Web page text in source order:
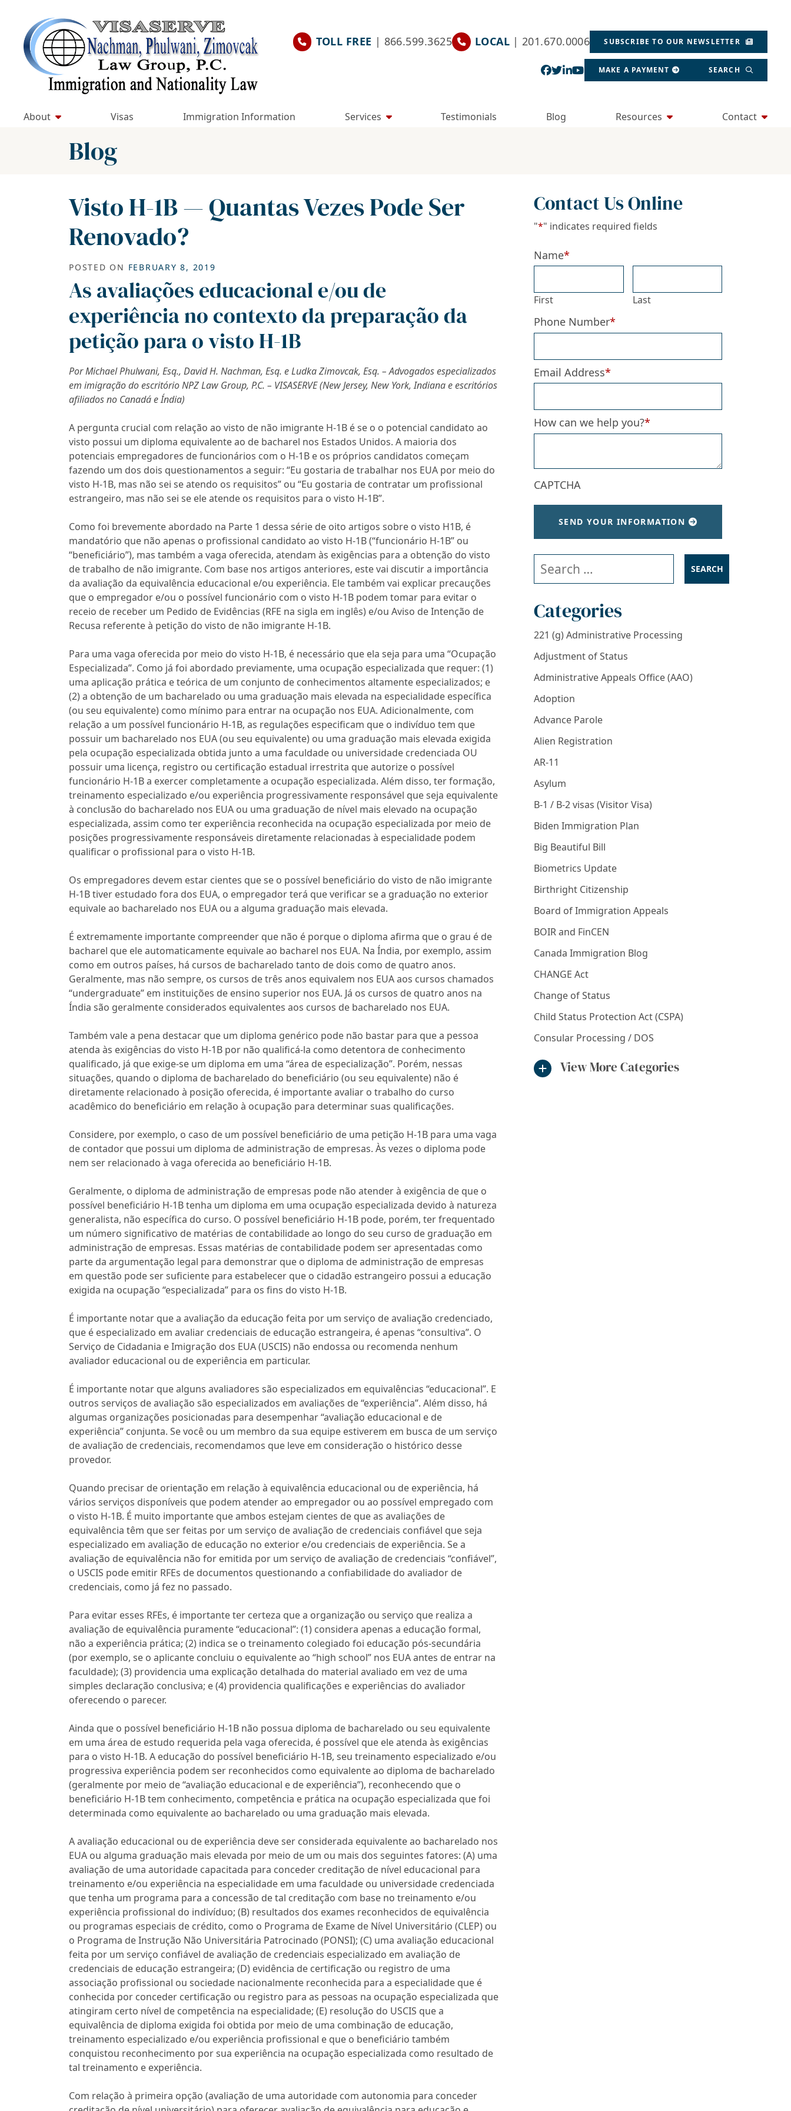
content
Return home
TOLL FREE | 866.599.3625 LOCAL | 201.670.0006 SUBSCRIBE TO OUR NEWSLETTER
View our profile on Facebook, opens in a new
View our feed on Twitter, opens in a new window
View our firm profile on LinkedIn, opens in a
View our channel on Youtube, opens in a
MAKE A PAYMENT SEARCH
About Visas Immigration Information Services Testimonials Blog Resources Contact
Blog
Visto H-1B — Quantas Vezes Pode Ser
Renovado?
POSTED ON FEBRUARY 8, 2019
As avaliações educacional e/ou de
experiência no contexto da preparação da
petição para o visto H-1B
Por Michael Phulwani, Esq., David H. Nachman, Esq. e Ludka Zimovcak, Esq. – Advogados especializados
em imigração do escritório NPZ Law Group, P.C. – VISASERVE (New Jersey, New York, Indiana e escritórios
afiliados no Canadá e Índia)
A pergunta crucial com relação ao visto de não imigrante H-1B é se o o potencial candidato ao
visto possui um diploma equivalente ao de bacharel nos Estados Unidos. A maioria dos
potenciais empregadores de funcionários com o H-1B e os próprios candidatos começam
fazendo um dos dois questionamentos a seguir: “Eu gostaria de trabalhar nos EUA por meio do
visto H-1B, mas não sei se atendo os requisitos” ou “Eu gostaria de contratar um profissional
estrangeiro, mas não sei se ele atende os requisitos para o visto H-1B”.
Como foi brevemente abordado na Parte 1 dessa série de oito artigos sobre o visto H1B, é
mandatório que não apenas o profissional candidato ao visto H-1B (“funcionário H-1B” ou
“beneficiário”), mas também a vaga oferecida, atendam às exigências para a obtenção do visto
de trabalho de não imigrante. Com base nos artigos anteriores, este vai discutir a importância
da avaliação da equivalência educacional e/ou experiência. Ele também vai explicar precauções
que o empregador e/ou o possível funcionário com o visto H-1B podem tomar para evitar o
receio de receber um Pedido de Evidências (RFE na sigla em inglês) e/ou Aviso de Intenção de
Recusa referente à petição do visto de não imigrante H-1B.
Para uma vaga oferecida por meio do visto H-1B, é necessário que ela seja para uma “Ocupação
Especializada”. Como já foi abordado previamente, uma ocupação especializada que requer: (1)
uma aplicação prática e teórica de um conjunto de conhecimentos altamente especializados; e
(2) a obtenção de um bacharelado ou uma graduação mais elevada na especialidade específica
(ou seu equivalente) como mínimo para entrar na ocupação nos EUA. Adicionalmente, com
relação a um possível funcionário H-1B, as regulações especificam que o indivíduo tem que
possuir um bacharelado nos EUA (ou seu equivalente) ou uma graduação mais elevada exigida
pela ocupação especializada obtida junto a uma faculdade ou universidade credenciada OU
possuir uma licença, registro ou certificação estadual irrestrita que autorize o possível
funcionário H-1B a exercer completamente a ocupação especializada. Além disso, ter formação,
treinamento especializado e/ou experiência progressivamente responsável que seja equivalente
à conclusão do bacharelado nos EUA ou uma graduação de nível mais elevado na ocupação
especializada, assim como ter experiência reconhecida na ocupação especializada por meio de
posições progressivamente responsáveis diretamente relacionadas à especialidade podem
qualificar o profissional para o visto H-1B.
Os empregadores devem estar cientes que se o possível beneficiário do visto de não imigrante
H-1B tiver estudado fora dos EUA, o empregador terá que verificar se a graduação no exterior
equivale ao bacharelado nos EUA ou a alguma graduação mais elevada.
É extremamente importante compreender que não é porque o diploma afirma que o grau é de
bacharel que ele automaticamente equivale ao bacharel nos EUA. Na Índia, por exemplo, assim
como em outros países, há cursos de bacharelado tanto de dois como de quatro anos.
Geralmente, mas não sempre, os cursos de três anos equivalem nos EUA aos cursos chamados
“undergraduate” em instituições de ensino superior nos EUA. Já os cursos de quatro anos na
Índia são geralmente considerados equivalentes aos cursos de bacharelado nos EUA.
Também vale a pena destacar que um diploma genérico pode não bastar para que a pessoa
atenda às exigências do visto H-1B por não qualificá-la como detentora de conhecimento
qualificado, já que exige-se um diploma em uma “área de especialização”. Porém, nessas
situações, quando o diploma de bacharelado do beneficiário (ou seu equivalente) não é
diretamente relacionado à posição oferecida, é importante avaliar o trabalho do curso
acadêmico do beneficiário em relação à ocupação para determinar suas qualificações.
Considere, por exemplo, o caso de um possível beneficiário de uma petição H-1B para uma vaga
de contador que possui um diploma de administração de empresas. Às vezes o diploma pode
nem ser relacionado à vaga oferecida ao beneficiário H-1B.
Geralmente, o diploma de administração de empresas pode não atender à exigência de que o
possível beneficiário H-1B tenha um diploma em uma ocupação especializada devido à natureza
generalista, não específica do curso. O possível beneficiário H-1B pode, porém, ter frequentado
um número significativo de matérias de contabilidade ao longo do seu curso de graduação em
administração de empresas. Essas matérias de contabilidade podem ser apresentadas como
parte da argumentação legal para demonstrar que o diploma de administração de empresas
em questão pode ser suficiente para estabelecer que o cidadão estrangeiro possui a educação
exigida na ocupação “especializada” para os fins do visto H-1B.
É importante notar que a avaliação da educação feita por um serviço de avaliação credenciado,
que é especializado em avaliar credenciais de educação estrangeira, é apenas “consultiva”. O
Serviço de Cidadania e Imigração dos EUA (USCIS) não endossa ou recomenda nenhum
avaliador educacional ou de experiência em particular.
É importante notar que alguns avaliadores são especializados em equivalências “educacional”. E
outros serviços de avaliação são especializados em avaliações de “experiência”. Além disso, há
algumas organizações posicionadas para desempenhar “avaliação educacional e de
experiência” conjunta. Se você ou um membro da sua equipe estiverem em busca de um serviço
de avaliação de credenciais, recomendamos que leve em consideração o histórico desse
provedor.
Quando precisar de orientação em relação à equivalência educacional ou de experiência, há
vários serviços disponíveis que podem atender ao empregador ou ao possível empregado com
o visto H-1B. É muito importante que ambos estejam cientes de que as avaliações de
equivalência têm que ser feitas por um serviço de avaliação de credenciais confiável que seja
especializado em avaliação de educação no exterior e/ou credenciais de experiência. Se a
avaliação de equivalência não for emitida por um serviço de avaliação de credenciais “confiável”,
o USCIS pode emitir RFEs de documentos questionando a confiabilidade do avaliador de
credenciais, como já fez no passado.
Para evitar esses RFEs, é importante ter certeza que a organização ou serviço que realiza a
avaliação de equivalência puramente “educacional”: (1) considera apenas a educação formal,
não a experiência prática; (2) indica se o treinamento colegiado foi educação pós-secundária
(por exemplo, se o aplicante concluiu o equivalente ao “high school” nos EUA antes de entrar na
faculdade); (3) providencia uma explicação detalhada do material avaliado em vez de uma
simples declaração conclusiva; e (4) providencia qualificações e experiências do avaliador
oferecendo o parecer.
Ainda que o possível beneficiário H-1B não possua diploma de bacharelado ou seu equivalente
em uma área de estudo requerida pela vaga oferecida, é possível que ele atenda às exigências
para o visto H-1B. A educação do possível beneficiário H-1B, seu treinamento especializado e/ou
progressiva experiência podem ser reconhecidos como equivalente ao diploma de bacharelado
(geralmente por meio de “avaliação educacional e de experiência”), reconhecendo que o
beneficiário H-1B tem conhecimento, competência e prática na ocupação especializada que foi
determinada como equivalente ao bacharelado ou uma graduação mais elevada.
A avaliação educacional ou de experiência deve ser considerada equivalente ao bacharelado nos
EUA ou alguma graduação mais elevada por meio de um ou mais dos seguintes fatores: (A) uma
avaliação de uma autoridade capacitada para conceder creditação de nível educacional para
treinamento e/ou experiência na especialidade em uma faculdade ou universidade credenciada
que tenha um programa para a concessão de tal creditação com base no treinamento e/ou
experiência profissional do indivíduo; (B) resultados dos exames reconhecidos de equivalência
ou programas especiais de crédito, como o Programa de Exame de Nível Universitário (CLEP) ou
o Programa de Instrução Não Universitária Patrocinado (PONSI); (C) uma avaliação educacional
feita por um serviço confiável de avaliação de credenciais especializado em avaliação de
credenciais de educação estrangeira; (D) evidência de certificação ou registro de uma
associação profissional ou sociedade nacionalmente reconhecida para a especialidade que é
conhecida por conceder certificação ou registro para as pessoas na ocupação especializada que
atingiram certo nível de competência na especialidade; (E) resolução do USCIS que a
equivalência de diploma exigida foi obtida por meio de uma combinação de educação,
treinamento especializado e/ou experiência profissional e que o beneficiário também
conquistou reconhecimento por sua experiência na ocupação especializada como resultado de
tal treinamento e experiência.
Com relação à primeira opção (avaliação de uma autoridade com autonomia para conceder
Contact Us Online
"*" indicates required fields
Name*
First Last
Phone Number*
Email Address*
How can we help you?*
CAPTCHA
SEND YOUR INFORMATION
Search our website
Categories
221 (g) Administrative Processing
Adjustment of Status
Administrative Appeals Office (AAO)
Adoption
Advance Parole
Alien Registration
AR-11
Asylum
B-1 / B-2 visas (Visitor Visa)
Biden Immigration Plan
Big Beautiful Bill
Biometrics Update
Birthright Citizenship
Board of Immigration Appeals
BOIR and FinCEN
Canada Immigration Blog
CHANGE Act
Change of Status
Child Status Protection Act (CSPA)
Consular Processing / DOS
View More Categories